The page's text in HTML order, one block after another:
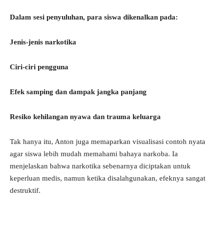
Dalam sesi penyuluhan, para siswa dikenalkan pada:
Jenis-jenis narkotika
Ciri-ciri pengguna
Efek samping dan dampak jangka panjang
Resiko kehilangan nyawa dan trauma keluarga
Tak hanya itu, Anton juga memaparkan visualisasi contoh nyata
agar siswa lebih mudah memahami bahaya narkoba. Ia
menjelaskan bahwa narkotika sebenarnya diciptakan untuk
keperluan medis, namun ketika disalahgunakan, efeknya sangat
destruktif.